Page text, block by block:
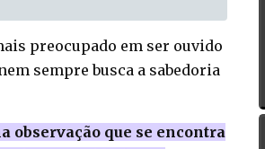
preocupado em ser ouvido
sempre busca a sabedoria
observação que se encontra